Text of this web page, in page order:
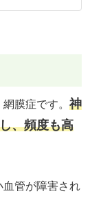
膜症です。 神
、頻度も高
管が障害され